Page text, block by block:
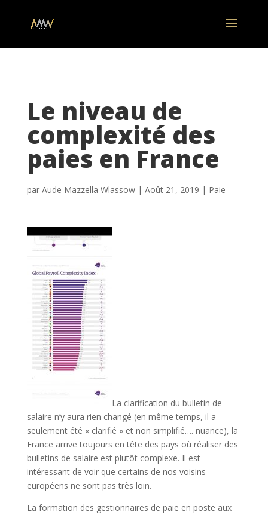
Le niveau de
complexité des
paies en France
par Aude Mazzella Wlassow| Août 21, 2019 | Paie
La clarification du bulletin de
salaire n’y aura rien changé (en même temps, il a
seulement été « clarifié » et non simplifié…. nuance), la
France arrive toujours en tête des pays où réaliser des
bulletins de salaire est plutôt complexe. Il est
intéressant de voir que certains de nos voisins
européens ne sont pas très loin.
La formation des gestionnaires de paie en poste aux